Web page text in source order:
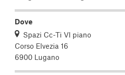
Dove
Spazi Cc-Ti VI piano
Corso Elvezia 16
6900 Lugano